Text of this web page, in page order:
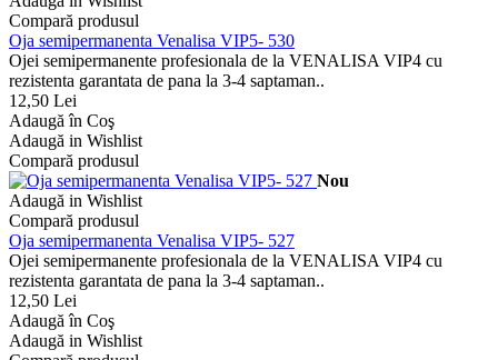
Compară produsul
Oja semipermanenta Venalisa VIP5- 530
Ojei semipermanente profesionala de la VENALISA VIP4 cu
rezistenta garantata de pana la 3-4 saptaman..
12,50 Lei
Adaugă în Coş
Adaugă in Wishlist
Compară produsul
Nou
Adaugă in Wishlist
Compară produsul
Oja semipermanenta Venalisa VIP5- 527
Ojei semipermanente profesionala de la VENALISA VIP4 cu
rezistenta garantata de pana la 3-4 saptaman..
12,50 Lei
Adaugă în Coş
Adaugă in Wishlist